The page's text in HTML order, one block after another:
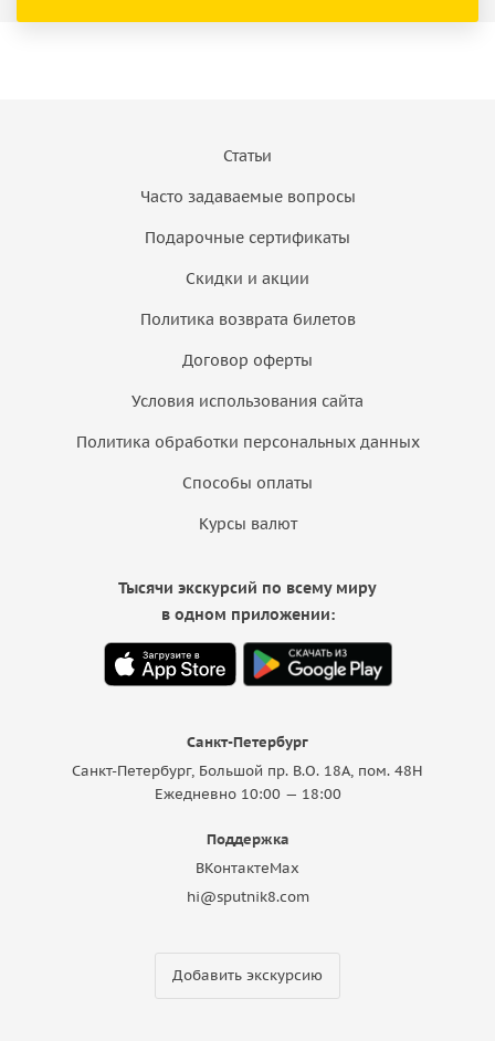
Статьи
Часто задаваемые вопросы
Подарочные сертификаты
Скидки и акции
Политика возврата билетов
Договор оферты
Условия использования сайта
Политика обработки персональных данных
Способы оплаты
Курсы валют
Санкт-Петербург
Санкт-Петербург, Большой пр. В.О. 18A, пом. 48Н
Ежедневно 10:00 — 18:00
Поддержка
ВКонтактеMax
hi@sputnik8.com
Добавить экскурсию
Тысячи экскурсий по всему миру
в одном приложении: